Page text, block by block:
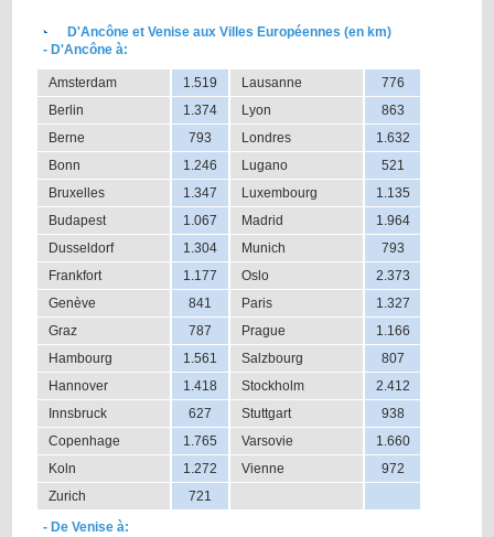
D'Ancône et Venise aux Villes Européennes (en km)
- D'Ancône à:
Amsterdam 1.519 Lausanne
776
Berlin
1.374 Lyon
863
Berne
793 Londres
1.632
Bonn
1.246 Lugano
521
Bruxelles
1.347 Luxembourg
1.135
Budapest
1.067 Madrid
1.964
Dusseldorf
1.304 Munich
793
Frankfort
1.177 Oslo
2.373
Genève
841 Paris
1.327
Graz
787 Prague
1.166
Hambourg
1.561 Salzbourg
807
Hannover
1.418 Stockholm
2.412
Innsbruck
627 Stuttgart
938
Copenhage
1.765 Varsovie
1.660
Koln
1.272 Vienne
972
Zurich
721
- De Venise à: